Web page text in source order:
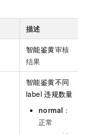
描述
智能鉴黄审核
结果
智能鉴黄不同
label 违规数量
normal ：
正常